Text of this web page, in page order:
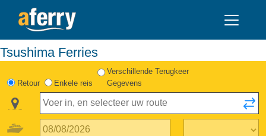
Tsushima Ferries
Retour Enkele reis
Verschillende Terugkeer
Gegevens